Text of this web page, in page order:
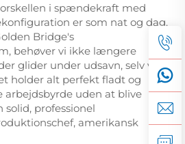
i spændekraft med
er som nat og dag.
Bridge's
behøver vi ikke længere
glider under udsavn, selv ved
holder alt perfekt fladt og
arbejdsbyrde uden at blive
solid, professionel
amerikansk